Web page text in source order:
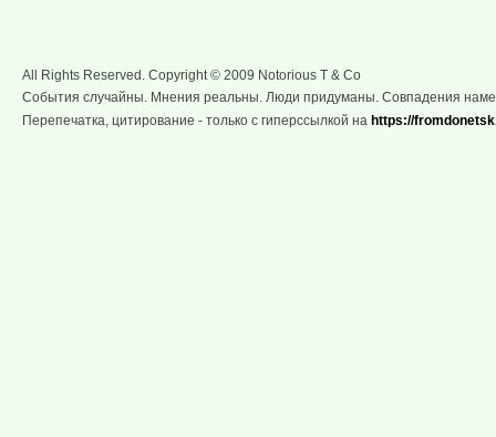
All Rights Reserved. Copyright © 2009 Notorious T & Co
События случайны. Мнения реальны. Люди придуманы. Совпадения
Перепечатка, цитирование - только с гиперссылкой на https://